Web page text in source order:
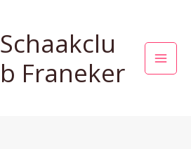
Schaakclu
b Franeker